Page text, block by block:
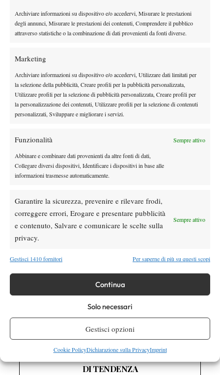
Archiviare informazioni su dispositivo e/o accedervi, Misurare le prestazioni
degli annunci, Misurare le prestazioni dei contenuti, Comprendere il pubblico
attraverso statistiche o la combinazione di dati provenienti da fonti diverse.
Marketing
Archiviare informazioni su dispositivo e/o accedervi, Utilizzare dati limitati per
la selezione della pubblicità, Creare profili per la pubblicità personalizzata,
Utilizzare profili per la selezione di pubblicità personalizzata, Creare profili per
la personalizzazione dei contenuti, Utilizzare profili per la selezione di contenuti
personalizzati, Sviluppare e migliorare i servizi.
Funzionalità Sempre attivo
Abbinare e combinare dati provenienti da altre fonti di dati,
Collegare diversi dispositivi, Identificare i dispositivi in base alle
informazioni trasmesse automaticamente.
Garantire la sicurezza, prevenire e rilevare frodi,
correggere errori, Erogare e presentare pubblicità
e contenuto, Salvare e comunicare le scelte sulla
privacy.
Sempre attivo
Gestisci 1410 fornitori Per saperne di più su questi scopi
Continua
Solo necessari
Gestisci opzioni
Cookie PolicyDichiarazione sulla PrivacyImprint
14 Svrcina, Dalibor CZE 112
20 Zheng, Michael USA 144
QUALIFICAZIONI
Nava, Emilio USA 86
Diallo, Gabriel CAN 88
Wong, Coleman HKG 108
Svrcina, Dalibor CZE 112
Gea, Arthur FRA 136
Harris, Lloyd RSA 160
Gojo, Borna CRO 175
Smith, Colton USA 186
Kwon, Soonwoo KOR 200
Tomic, Bernard AUS 204
ALTERNATES
IN Mayo, Aidan USA PR 329
IN Johns, Garrett USA 382
IN Hernandez, Alex MEX 422
IN Winter, Edward AUS 434
IN Tobon, Miguel COL 463
DI TENDENZA